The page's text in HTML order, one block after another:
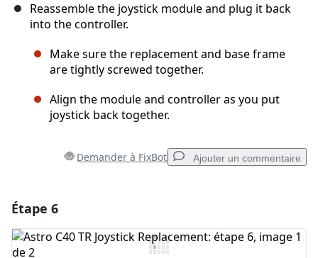
Reassemble the joystick module and plug it back
into the controller.
Make sure the replacement and base frame
are tightly screwed together.
Align the module and controller as you put
joystick back together.
Demander à FixBot Ajouter un commentaire
Ajouter un commentaire
Étape 6